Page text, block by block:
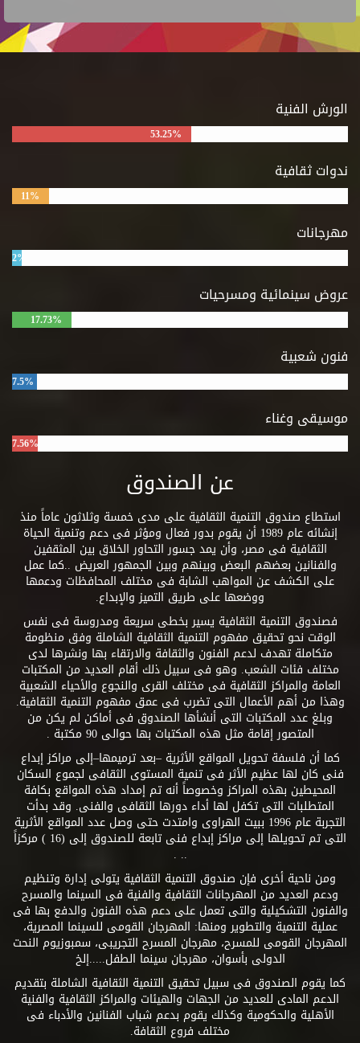
الورش الفنية
53.25%
ندوات ثقافية
11%
مهرجانات
2%
عروض سينمائية ومسرحيات
17.73%
فنون شعبية
7.5%
موسيقى وغناء
7.56%
عن الصندوق
استطاع صندوق التنمية الثقافية على مدى خمسة وثلاثون عاماً منذ
إنشائه عام 1989 أن يقوم بدور فعال ومؤثر فى دعم وتنمية الحياة
الثقافية فى مصر، وأن يمد جسور التحاور الخلاق بين المثقفين
والفنانين بعضهم البعض وبينهم وبين الجمهور العريض ..كما عمل
على الكشف عن المواهب الشابة فى مختلف المحافظات ودعمها
ووضعها على طريق التميز والإبداع.
فصندوق التنمية الثقافية يسير بخطى سريعة ومدروسة فى نفس
الوقت نحو تحقيق مفهوم التنمية الثقافية الشاملة وفق منظومة
متكاملة تهدف لدعم الفنون والثقافة والارتقاء بها ونشرها لدى
مختلف فئات الشعب. وهو فى سبيل ذلك أقام العديد من المكتبات
العامة والمراكز الثقافية فى مختلف القرى والنجوع والأحياء الشعبية
وهذا من أهم الأعمال التى تضرب فى عمق مفهوم التنمية الثقافية.
وبلغ عدد المكتبات التى أنشأها الصندوق فى أماكن لم يكن من
المتصور إقامة مثل هذه المكتبات بها حوالى 90 مكتبة .
كما أن فلسفة تحويل المواقع الأثرية –بعد ترميمها–إلى مراكز إبداع
فنى كان لها عظيم الأثر فى تنمية المستوى الثقافى لجموع السكان
المحيطين بهذه المراكز وخصوصاً أنه تم إمداد هذه المواقع بكافة
المتطلبات التى تكفل لها أداء دورها الثقافى والفنى. وقد بدأت
التجربة عام 1996 ببيت الهراوى وامتدت حتى وصل عدد المواقع الأثرية
التى تم تحويلها إلى مراكز إبداع فنى تابعة للصندوق إلى (16 ) مركزاً
.. .
ومن ناحية أخرى فإن صندوق التنمية الثقافية يتولى إدارة وتنظيم
ودعم العديد من المهرجانات الثقافية والفنية فى السينما والمسرح
والفنون التشكيلية والتى تعمل على دعم هذه الفنون والدفع بها فى
عملية التنمية والتطوير ومنها: المهرجان القومى للسينما المصرية،
المهرجان القومى للمسرح، مهرجان المسرح التجريبى، سمبوزيوم النحت
الدولى بأسوان، مهرجان سينما الطفل.....إلخ
كما يقوم الصندوق فى سبيل تحقيق التنمية الثقافية الشاملة بتقديم
الدعم المادى للعديد من الجهات والهيئات والمراكز الثقافية والفنية
الأهلية والحكومية وكذلك يقوم بدعم شباب الفنانين والأدباء فى
مختلف فروع الثقافة.